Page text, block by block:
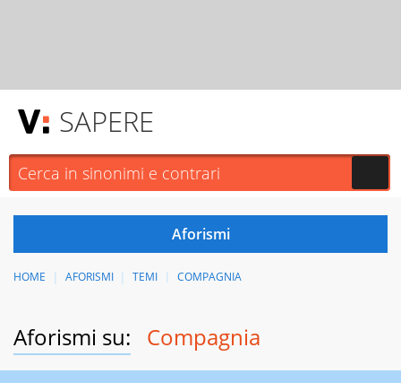
SAPERE
HOME AFORISMI TEMI COMPAGNIA
Aforismi su: Compagnia